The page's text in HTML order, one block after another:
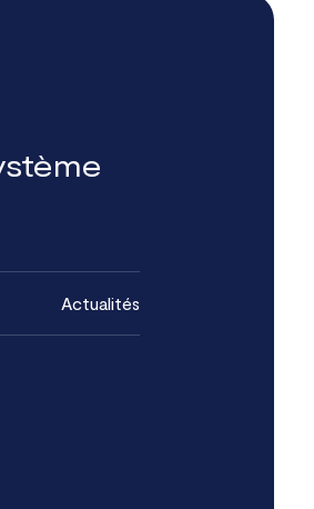
Actualités